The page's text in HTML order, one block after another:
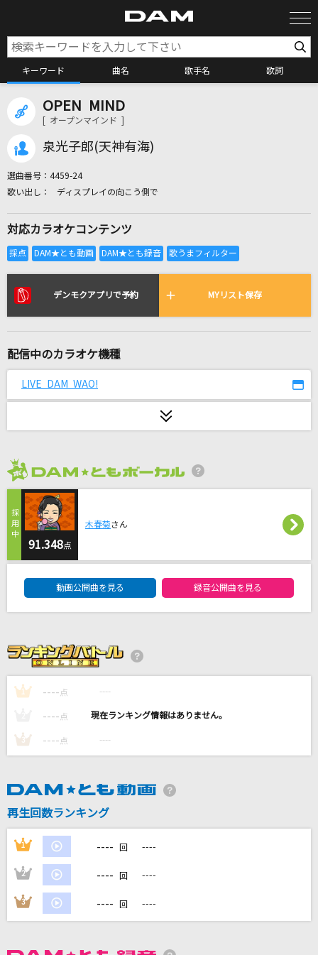
キーワード 曲名 歌手名 歌詞
カラオケ店舗検索
全国りれき
リアルタイムで歌われている曲の一覧
ライバル!
[生音]ピースサイン
家入レオ
ハネウマライダー
アンパンマンたいそう
ドリーミング
M
浜崎あゆみ
恋するフォーチュンクッキー
[生音]3月9日
[生音]白い恋人達
桑田佳祐
DAMの新曲・ランキングなど
OPEN MIND
[ オープンマインド ]
泉光子郎(天神有海)
選曲番号： 4459-24
ディスプレイの向こう側で
対応カラオケコンテンツ
デンモクアプリで予約 MYリスト保存
配信中のカラオケ機種
LIVE DAM WAO!
91.348点
木春菊さん
動画公開曲を見る 録音公開曲を見る
1 ---- 点 ----
---- 点 ----
3 ---- 点 ----
再生回数ランキング
1 ---- 回 ----
2 ---- 回 ----
3 ---- 回 ----